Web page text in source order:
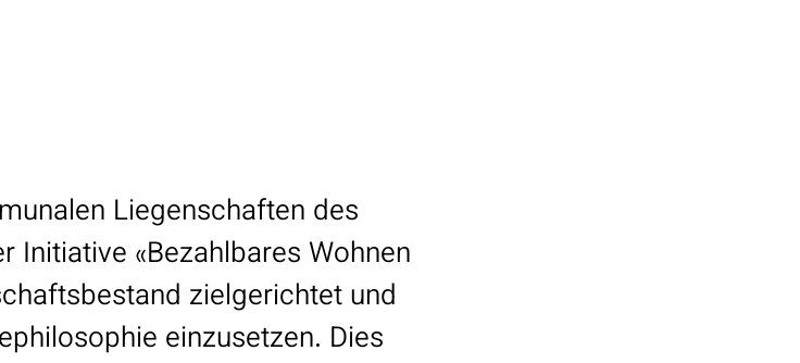
Liegenschaften des
«Bezahlbares Wohnen
zielgerichtet und
einzusetzen. Dies